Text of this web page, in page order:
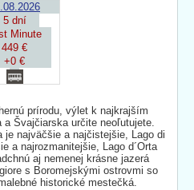
5 dní
Minute
449 €
+0 €
prírodu, výlet k najkrajším
a Švajčiarska určite neoľutujete.
je najväčšie a najčistejšie, Lago di
a najrozmanitejšie, Lago d´Orta
aj nemenej krásne jazerá
s Boromejskými ostrovmi so
historické mestečká.